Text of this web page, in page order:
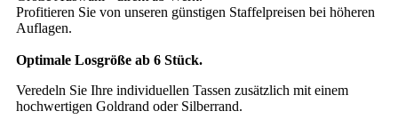
Profitieren Sie von unseren günstigen Staffelpreisen bei höheren
Auflagen.
Optimale Losgröße ab 6 Stück.
Veredeln Sie Ihre individuellen Tassen zusätzlich mit einem
hochwertigen Goldrand oder Silberrand.